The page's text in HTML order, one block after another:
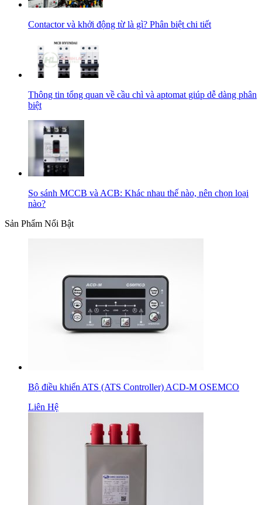
Contactor và khởi động từ là gì? Phân biệt chi tiết
Thông tin tổng quan về cầu chì và aptomat giúp dễ dàng phân
biệt
So sánh MCCB và ACB: Khác nhau thế nào, nên chọn loại
nào?
Sản Phẩm Nổi Bật
Bộ điều khiển ATS (ATS Controller) ACD-M OSEMCO
Liên Hệ